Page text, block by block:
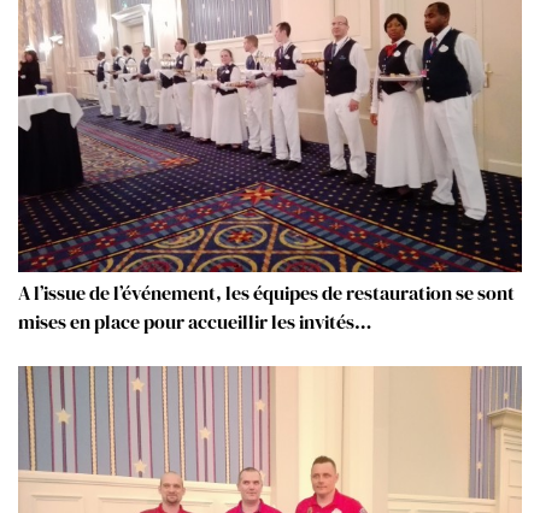
A l’issue de l’événement, les équipes de restauration se sont
mises en place pour accueillir les invités…